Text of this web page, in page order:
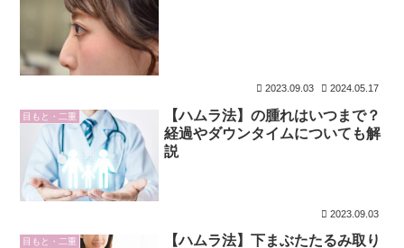
2023.09.03 2024.05.17
目もと・二重
【ハムラ法】の腫れはいつまで？
経過やダウンタイムについても解
説
2023.09.03
目もと・二重
【ハムラ法】下まぶたたるみ取り